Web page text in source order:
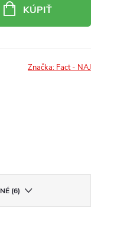
KÚPIŤ
Značka: Fact - NAJ
(6)